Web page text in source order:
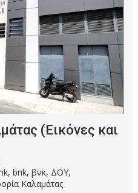
(Εικόνες και
,bnk,βνκ, ΔΟΥ,
Καλαμάτας